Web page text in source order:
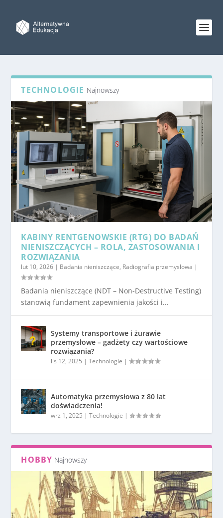
TECHNOLOGIE Najnowszy
KABINY RENTGENOWSKIE (RTG) DO BADAŃ
NIENISZCZĄCYCH – ROLA, ZASTOSOWANIA I
ROZWIĄZANIA
lut 10, 2026 | Badania nieniszczące, Radiografia przemysłowa |
Badania nieniszczące (NDT – Non-Destructive Testing)
stanowią fundament zapewnienia jakości i...
Systemy transportowe i żurawie
przemysłowe – gadżety czy wartościowe
rozwiązania?
lis 12, 2025 |Technologie |
Automatyka przemysłowa z 80 lat
doświadczenia!
wrz 1, 2025 |Technologie |
HOBBY Najnowszy